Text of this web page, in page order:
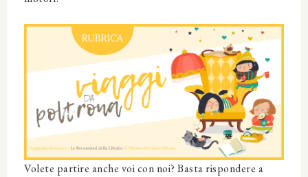
Volete partire anche voi con noi? Basta rispondere a